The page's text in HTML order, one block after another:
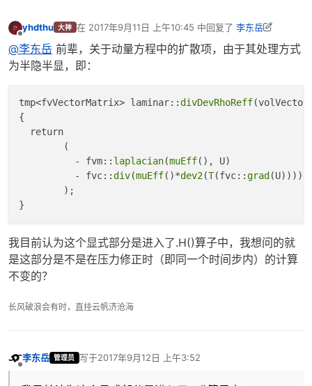
yhdthu 大神 在 2017年9月11日 上午10:45 中回复了 李东岳
最后由 李东岳 编辑2017年9月12日 上午11:50
@李东岳 前辈，关于动量方程中的扩散项，由于其处理方式
为半隐半显，即：
tmp<fvVectorMatrix> laminar::divDevRhoReff
{
  return
        (
          - fvm::
laplacian(muEff(), U)
          - fvc::
div(muEff()*dev2(T(fvc::grad (U))))
        );
我目前认为这个显式部分是进入了.H()算子中，我想问的就
是这部分是不是在压力修正时（即同一个时间步内）的计算
不变的？
长风破浪会有时，直挂云帆济沧海
李东岳 管理员 写于2017年9月12日 上午3:52
最后由 编辑